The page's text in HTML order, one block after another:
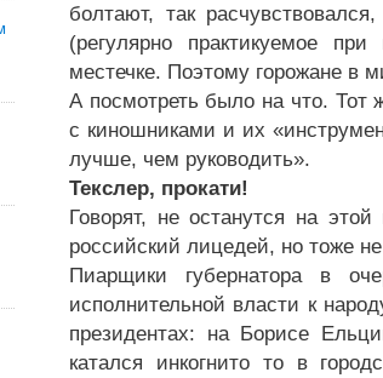
болтают, так
(регулярно практикуемое
местечке. Поэтому горожане в
А посмотреть было на что. Тот
с киношниками и их
лучше, чем руководить».
Текслер, прокати!
Говорят, не останутся на
российский лицедей, но тоже
Пиарщики губернатора в
исполнительной власти к
президентах: на Борисе
катался инкогнито то в